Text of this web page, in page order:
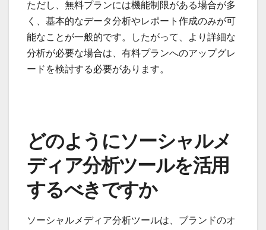
ただし、無料プランには機能制限がある場合が多
く、基本的なデータ分析やレポート作成のみが可
能なことが一般的です。したがって、より詳細な
分析が必要な場合は、有料プランへのアップグレ
ードを検討する必要があります。
どのようにソーシャルメ
ディア分析ツールを活用
するべきですか
ソーシャルメディア分析ツールは、ブランドのオ